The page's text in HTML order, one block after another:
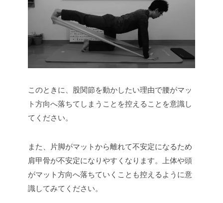
このときに、股関節を動かしたい理由で腰がマッ
ト方向へ落ちてしまうことを控えることを意識し
てください。
また、片脚がマットから離れて不安定になるため
肩甲骨が不安定になりやすくなります。上体や頭
がマット方向へ落ちていくことも控えるように意
識してみてください。